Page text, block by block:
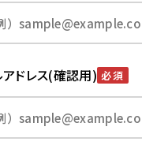
ドレス(確認用) 必須